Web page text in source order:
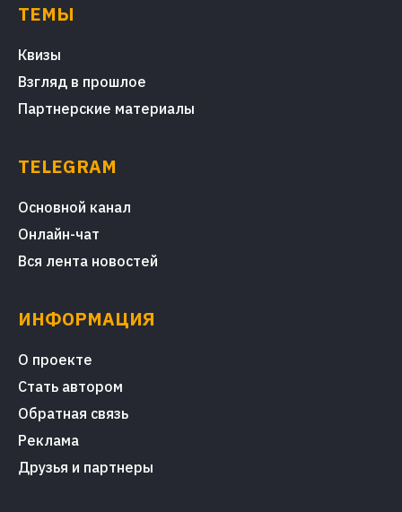
ТЕМЫ
Квизы
Взгляд в прошлое
Партнерские материалы
TELEGRAM
Основной канал
Онлайн-чат
Вся лента новостей
ИНФОРМАЦИЯ
О проекте
Стать автором
Обратная связь
Реклама
Друзья и партнеры